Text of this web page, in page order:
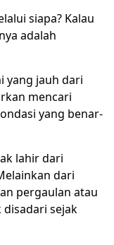
siapa? Kalau
adalah
yang jauh dari
mencari
yang benar-
lahir dari
dari
pergaulan atau
sejak